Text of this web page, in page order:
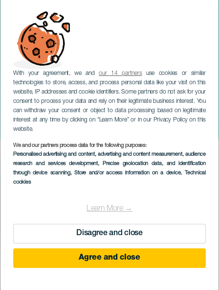
With your agreement, we andour 14 partnersuse cookies or similar
technologies to store, access, and process personal data like your visit on this
website, IP addresses and cookie identifiers. Some partners do not ask for your
consent to process your data and rely on their legitimate business interest. You
can withdraw your consent or object to data processing based on legitimate
interest at any time by clicking on “Learn More” or in our Privacy Policy on this
website.
We and our partners process data for the following purposes:
Personalised advertising and content, advertising and content measurement, audience
research and services development, Precise geolocation data, and identification
through device scanning, Store and/or access information on a device, Technical
cookies
Learn More →
Disagree and close
Agree and close
Caffest
TENERIFE
Imagen
Listado